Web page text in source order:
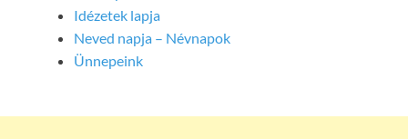
Idézetek lapja
Neved napja – Névnapok
Ünnepeink